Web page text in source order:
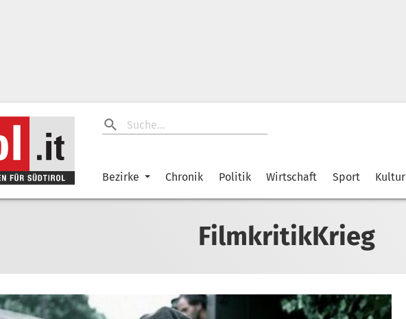
Bezirke Chronik Politik Wirtschaft Sport Kultur
FilmkritikKrieg